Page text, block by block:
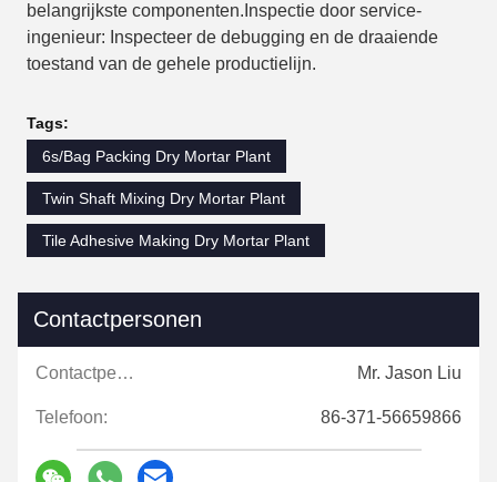
belangrijkste componenten. Inspectie door service-
ingenieur: Inspecteer de debugging en de draaiende
toestand van de gehele productielijn.
Tags:
6s/Bag Packing Dry Mortar Plant
Twin Shaft Mixing Dry Mortar Plant
Tile Adhesive Making Dry Mortar Plant
Contactpersonen
Contactpersonen: Mr. Jason Liu
Telefoon: 86-371-56659866